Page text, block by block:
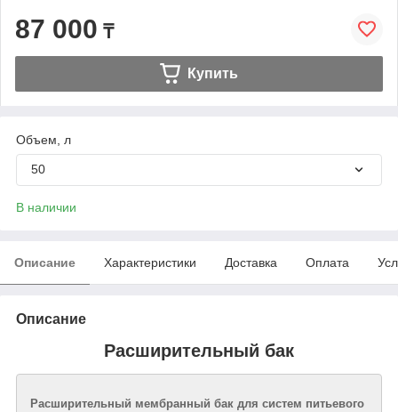
87 000 ₸
Купить
Объем, л
50
В наличии
Описание Характеристики Доставка Оплата
Описание
Расширительный бак
Расширительный мембранный бак для систем питьевого